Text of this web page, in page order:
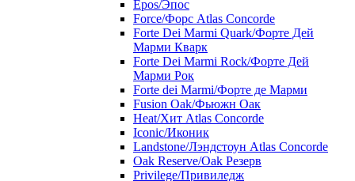
Epos/Эпос
Force/Фoрс Atlas Concorde
Forte Dei Marmi Quark/Форте Дей
Марми Кварк
Forte Dei Marmi Rock/Форте Дей
Марми Рок
Forte dei Marmi/Форте де Марми
Fusion Oak/Фьюжн Оак
Heat/Xит Atlas Concorde
Iconic/Иконик
Landstone/Лэндстоун Atlas Concorde
Oak Reserve/Оak Резepв
Privilege/Привиледж